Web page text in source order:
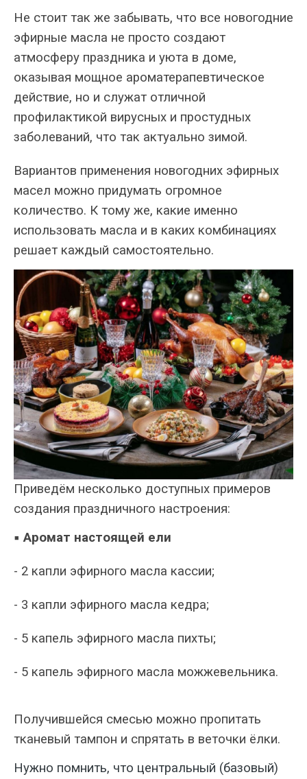
Не стоит так же забывать, что все новогодние
эфирные масла не просто создают
атмосферу праздника и уюта в доме,
оказывая мощное ароматерапевтическое
действие, но и служат отличной
профилактикой вирусных и простудных
заболеваний, что так актуально зимой.
Вариантов применения новогодних эфирных
масел можно придумать огромное
количество. К тому же, какие именно
использовать масла и в каких комбинациях
решает каждый самостоятельно.
Приведём несколько доступных примеров
создания праздничного настроения:
▪ Аромат настоящей ели
- 2 капли эфирного масла кассии;
- 3 капли эфирного масла кедра;
- 5 капель эфирного масла пихты;
- 5 капель эфирного масла можжевельника.
Получившейся смесью можно пропитать
тканевый тампон и спрятать в веточки ёлки.
Нужно помнить, что центральный (базовый)